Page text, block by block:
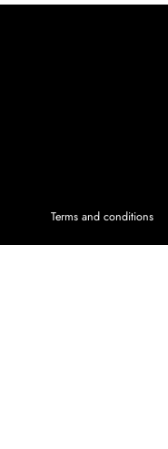
Terms and conditions